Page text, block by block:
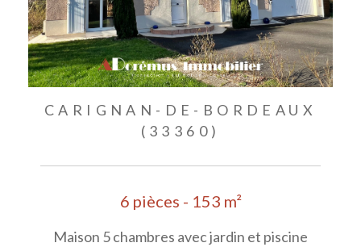
CARIGNAN-DE-BORDEAUX
(33360)
6 pièces - 153 m²
Maison 5 chambres avec jardin et piscine